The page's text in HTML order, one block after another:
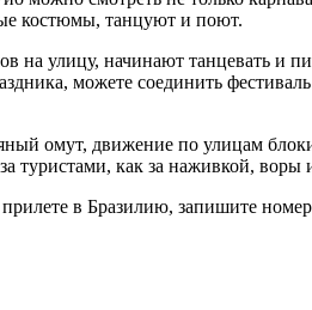
костюмы, танцуют и поют.
на улицу, начинают танцевать и
можете соединить
омут, движение по улицам
туристами, как за наживкой, воры
в Бразилию, запишите